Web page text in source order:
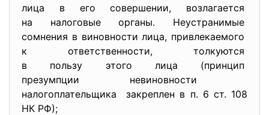
лица в его совершении, возлагается
на налоговые органы. Неустранимые
сомнения в виновности лица, привлекаемого
к ответственности, толкуются
в пользу этого лица (принцип
презумпции невиновности
налогоплательщика закреплен в п. 6 ст. 108
НК РФ);